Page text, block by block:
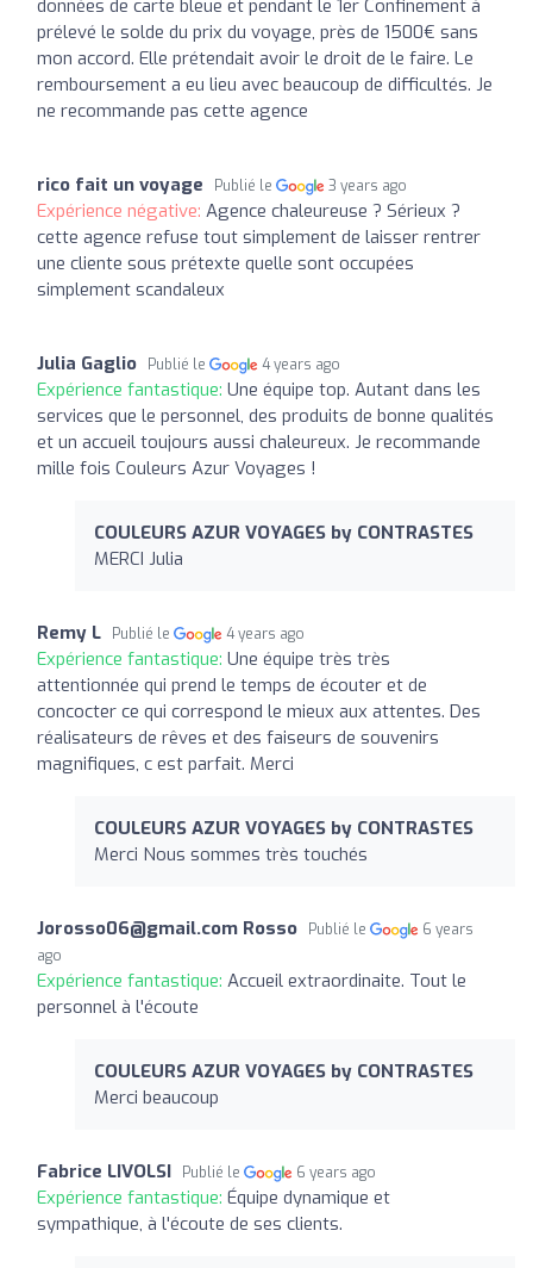
données de carte bleue et pendant le 1er Confinement à
prélevé le solde du prix du voyage, près de 1500€ sans
mon accord. Elle prétendait avoir le droit de le faire. Le
remboursement a eu lieu avec beaucoup de difficultés. Je
ne recommande pas cette agence
rico fait un voyage Publié le 3 years ago
Expérience négative: Agence chaleureuse ? Sérieux ?
cette agence refuse tout simplement de laisser rentrer
une cliente sous prétexte quelle sont occupées
simplement scandaleux
Julia Gaglio Publié le 4 years ago
Expérience fantastique: Une équipe top. Autant dans les
services que le personnel, des produits de bonne qualités
et un accueil toujours aussi chaleureux. Je recommande
mille fois Couleurs Azur Voyages !
COULEURS AZUR VOYAGES by CONTRASTES
MERCI Julia
Remy L Publié le 4 years ago
Expérience fantastique: Une équipe très très
attentionnée qui prend le temps de écouter et de
concocter ce qui correspond le mieux aux attentes. Des
réalisateurs de rêves et des faiseurs de souvenirs
magnifiques, c est parfait. Merci
COULEURS AZUR VOYAGES by CONTRASTES
Merci Nous sommes très touchés
Jorosso06@gmail.com Rosso Publié le
6 years
ago
Expérience fantastique: Accueil extraordinaite. Tout le
personnel à l'écoute
COULEURS AZUR VOYAGES by CONTRASTES
Merci beaucoup
Fabrice LIVOLSI Publié le 6 years ago
Expérience fantastique: Équipe dynamique et
sympathique, à l'écoute de ses clients.